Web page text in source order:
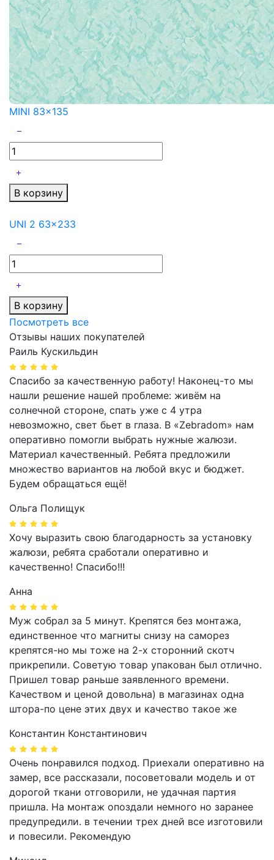
MINI 83x135
В корзину
UNI 2 63x233
В корзину
Посмотреть все
Отзывы наших покупателей
Раиль Кускильдин
Спасибо за качественную работу! Наконец-то мы
нашли решение нашей проблеме: живём на
солнечной стороне, спать уже с 4 утра
невозможно, свет бьет в глаза. В «Zebradom» нам
оперативно помогли выбрать нужные жалюзи.
Материал качественный. Ребята предложили
множество вариантов на любой вкус и бюджет.
Будем обращаться ещё!
Ольга Полищук
Хочу выразить свою благодарность за установку
жалюзи, ребята сработали оперативно и
качественно! Спасибо!!!
Анна
Муж собрал за 5 минут. Крепятся без монтажа,
единственное что магниты снизу на саморез
крепятся-но мы тоже на 2-х сторонний скотч
прикрепили. Советую товар упакован был отлично.
Пришел товар раньше заявленного времени.
Качеством и ценой довольна) в магазинах одна
штора-по цене этих двух и качество такое же
Константин Константинович
Очень понравился подход. Приехали оперативно на
замер, все рассказали, посоветовали модель и от
дорогой ткани отговорили, не удачная партия
пришла. На монтаж опоздали немного но заранее
предупредили. в течении трех дней все изготовили
и повесили. Рекомендую